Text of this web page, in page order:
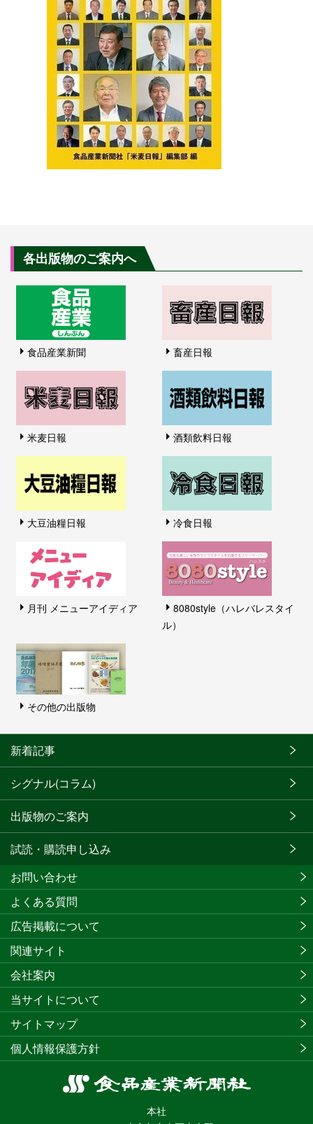
各出版物のご案内へ
食品産業新聞 畜産日報
米麦日報 酒類飲料日報
大豆油糧日報 冷食日報
月刊 メニューアイディア
8080style（ハレバレスタイ
ル）
その他の出版物
新着記事
シグナル(コラム)
出版物のご案内
試読・購読申し込み
食
産
本社
お問い合わせ
よくある質問
広告掲載について
関連サイト
会社案内
当サイトについて
サイトマップ
個人情報保護方針